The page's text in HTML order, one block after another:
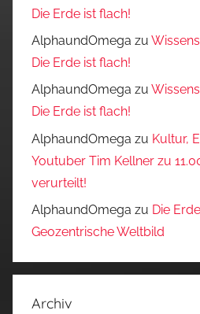
Die Erde ist flach!
AlphaundOmega zu
Die Erde ist flach!
AlphaundOmega zu
Die Erde ist flach!
AlphaundOmega zu Kultur,
Youtuber Tim Kellner zu
verurteilt!
AlphaundOmega zu Die
Geozentrische Weltbild
Archiv